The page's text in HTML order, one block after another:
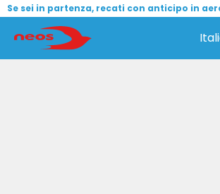
Se sei in partenza, recati con anticipo in